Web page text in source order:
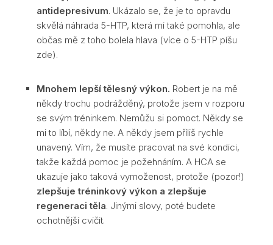
antidepresivum. Ukázalo se, že je to opravdu
skvělá náhrada 5-HTP, která mi také pomohla, ale
občas mě z toho bolela hlava (více o 5-HTP píšu
zde).
Mnohem lepší tělesný výkon. Robert je na mě
někdy trochu podrážděný, protože jsem v rozporu
se svým tréninkem. Nemůžu si pomoct. Někdy se
mi to líbí, někdy ne. A někdy jsem příliš rychle
unavený. Vím, že musíte pracovat na své kondici,
takže každá pomoc je požehnáním. A HCA se
ukazuje jako taková vymoženost, protože (pozor!)
zlepšuje tréninkový výkon a zlepšuje
regeneraci těla. Jinými slovy, poté budete
ochotnější cvičit.